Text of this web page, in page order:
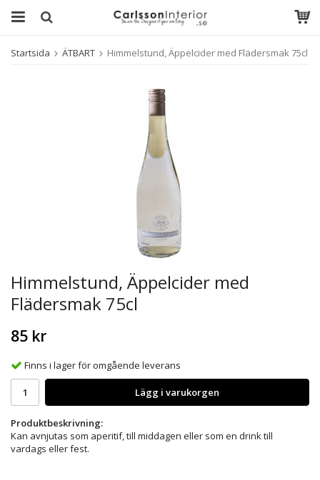
Startsida ÄTBART Himmelstund, Äppelcider med Flädersmak 75cl
Himmelstund, Äppelcider med
Flädersmak 75cl
85 kr
Finns i lager för omgående leverans
Lägg i varukorgen
Produktbeskrivning:
Kan avnjutas som aperitif, till middagen eller som en drink till
vardags eller fest.